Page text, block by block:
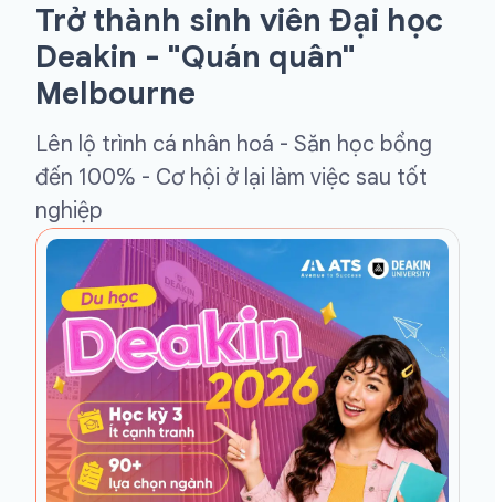
Trở thành sinh viên Đại học
Deakin - "Quán quân"
Melbourne
Lên lộ trình cá nhân hoá - Săn học bổng
đến 100% - Cơ hội ở lại làm việc sau tốt
nghiệp